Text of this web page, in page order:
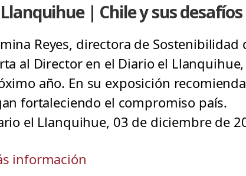
Llanquihue | Chile y sus
Reyes, directora de
al Director en el Diario el
año. En su exposición
fortaleciendo el compromiso país.
el Llanquihue, 03 de diciembre de
información